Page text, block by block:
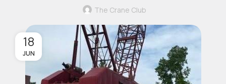
The Crane Club
18
JUN